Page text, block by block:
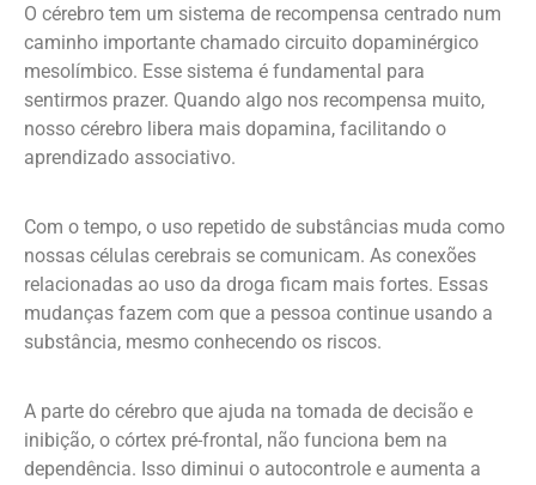
O cérebro tem um sistema de recompensa centrado num
caminho importante chamado circuito dopaminérgico
mesolímbico. Esse sistema é fundamental para
sentirmos prazer. Quando algo nos recompensa muito,
nosso cérebro libera mais dopamina, facilitando o
aprendizado associativo.
Com o tempo, o uso repetido de substâncias muda como
nossas células cerebrais se comunicam. As conexões
relacionadas ao uso da droga ficam mais fortes. Essas
mudanças fazem com que a pessoa continue usando a
substância, mesmo conhecendo os riscos.
A parte do cérebro que ajuda na tomada de decisão e
inibição, o córtex pré-frontal, não funciona bem na
dependência. Isso diminui o autocontrole e aumenta a